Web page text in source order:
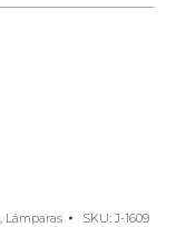
Lámparas SKU: J-1609